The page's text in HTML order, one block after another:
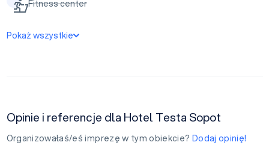
Fitness center
Pokaż wszystkie
Opinie i referencje dla Hotel Testa Sopot
Organizowałaś/eś imprezę w tym obiekcie? Dodaj opinię!